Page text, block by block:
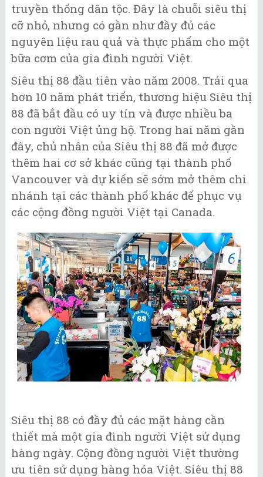
truyền thống dân tộc. Đây là chuỗi siêu thị
cỡ nhỏ, nhưng có gần như đầy đủ các
nguyên liệu rau quả và thực phẩm cho một
bữa cơm của gia đình người Việt.
Siêu thị 88 đầu tiên vào năm 2008. Trải qua
hơn 10 năm phát triển, thương hiệu Siêu thị
88 đã bắt đầu có uy tín và được nhiều ba
con người Việt ủng hộ. Trong hai năm gần
đây, chủ nhân của Siêu thị 88 đã mở được
thêm hai cơ sở khác cũng tại thành phố
Vancouver và dự kiến sẽ sớm mở thêm chi
nhánh tại các thành phố khác để phục vụ
các cộng đồng người Việt tại Canada.
Siêu thị 88 có đầy đủ các mặt hàng cần
thiết mà một gia đình người Việt sử dụng
hàng ngày. Cộng đồng người Việt thường
ưu tiên sử dụng hàng hóa Việt. Siêu thị 88